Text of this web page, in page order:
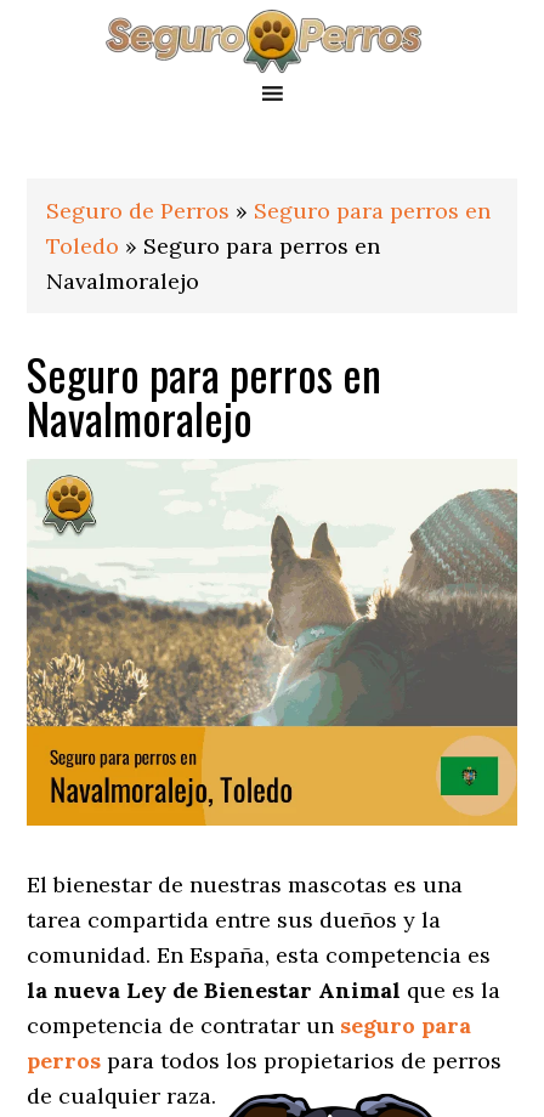
Seguro de Perros » Seguro para perros en
Toledo » Seguro para perros en
Navalmoralejo
Seguro para perros en
Navalmoralejo
El bienestar de nuestras mascotas es una
tarea compartida entre sus dueños y la
comunidad. En España, esta competencia es
la nueva Ley de Bienestar Animal que es la
competencia de contratar un seguro para
perros para todos los propietarios de perros
de cualquier raza.